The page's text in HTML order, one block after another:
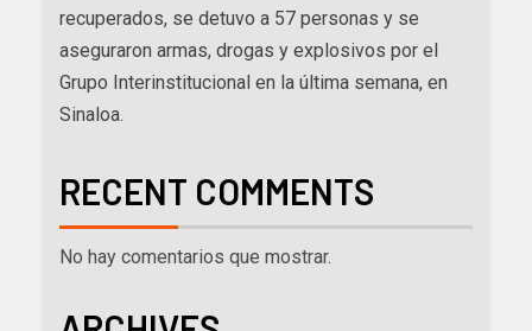
recuperados, se detuvo a 57 personas y se
aseguraron armas, drogas y explosivos por el
Grupo Interinstitucional en la última semana, en
Sinaloa.
RECENT COMMENTS
No hay comentarios que mostrar.